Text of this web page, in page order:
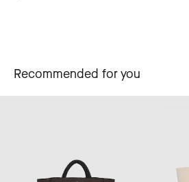
Recommended for you